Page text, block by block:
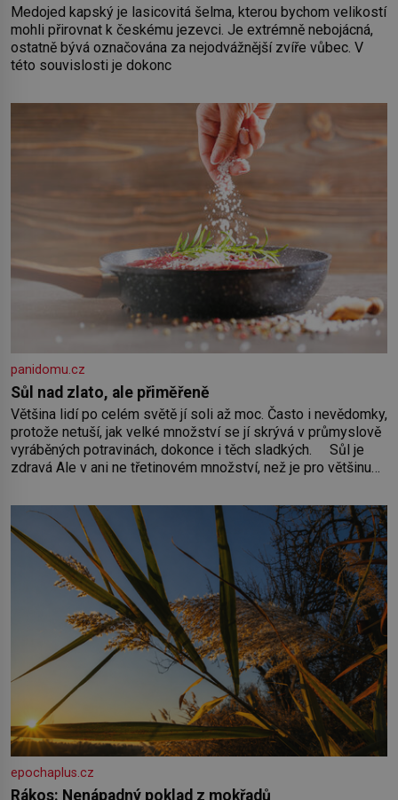
Medojed kapský je lasicovitá šelma, kterou bychom velikostí
mohli přirovnat k českému jezevci. Je extrémně nebojácná,
ostatně bývá označována za nejodvážnější zvíře vůbec. V
této souvislosti je dokonc
panidomu.cz
Sůl nad zlato, ale přiměřeně
Většina lidí po celém světě jí soli až moc. Často i nevědomky,
protože netuší, jak velké množství se jí skrývá v průmyslově
vyráběných potravinách, dokonce i těch sladkých. Sůl je
zdravá Ale v ani ne třetinovém množství, než je pro většinu
zásadní pro správné hospodaření
epochaplus.cz
Rákos: Nenápadný poklad z mokřadů